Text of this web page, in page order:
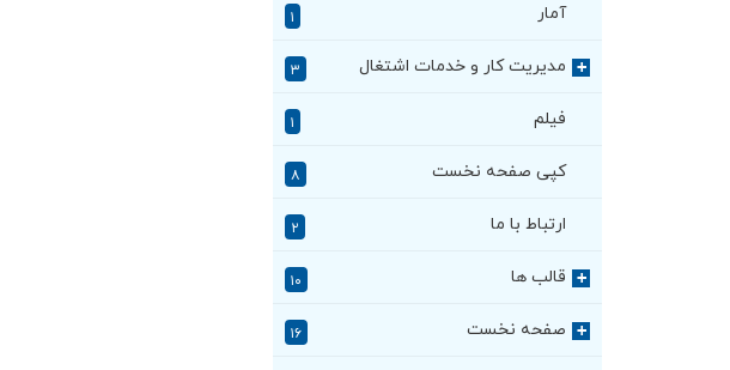
آمار ۱
+ مدیریت کار و خدمات اشتغال ۳
فیلم ۱
کپی صفحه نخست ۸
ارتباط با ما ۲
+ قالب ها ۱۰
+ صفحه نخست ۱۶